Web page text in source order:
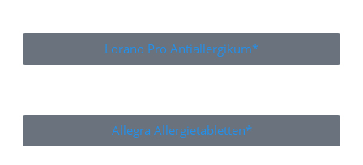
Lorano Pro Antiallergikum*
Allegra Allergietabletten*